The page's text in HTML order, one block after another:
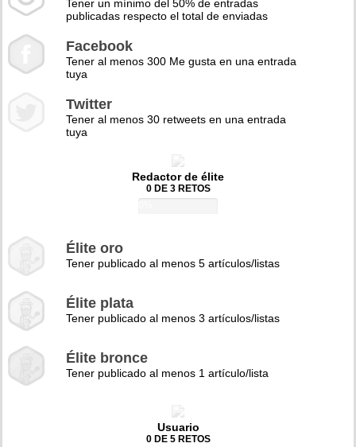
Tener un mínimo del 50% de entradas
publicadas respecto el total de enviadas
Facebook
Tener al menos 300 Me gusta en una entrada
tuya
Twitter
Tener al menos 30 retweets en una entrada
tuya
Redactor de élite
0 DE 3 RETOS
Élite oro
Tener publicado al menos 5 artículos/listas
Élite plata
Tener publicado al menos 3 artículos/listas
Élite bronce
Tener publicado al menos 1 artículo/lista
Usuario
0 DE 5 RETOS